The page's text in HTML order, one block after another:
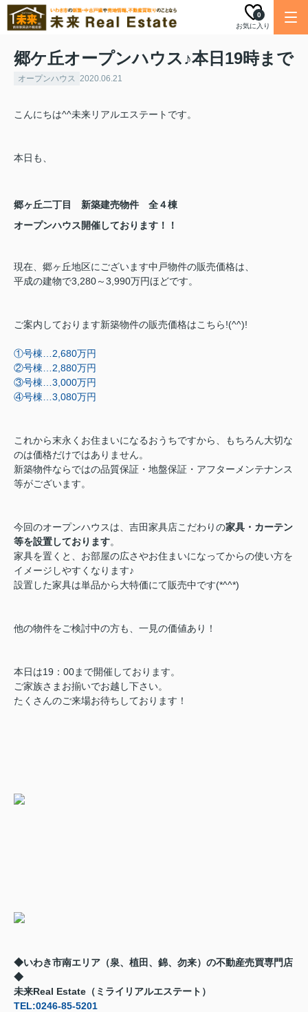
お気に入り
0
郷ケ丘オープンハウス♪本日19時まで
オープンハウス 2020.06.21
こんにちは^^未来リアルエステートです。
本日も、
郷ヶ丘二丁目 新築建売物件 全４棟
オープンハウス開催しております！！
現在、郷ヶ丘地区にございます中戸物件の販売価格は、
平成の建物で3,280～3,990万円ほどです。
ご案内しております新築物件の販売価格はこちら!(^^)!
①号棟…2,680万円
②号棟…2,880万円
③号棟…3,000万円
④号棟…3,080万円
これから末永くお住まいになるおうちですから、もちろん大切な
のは価格だけではありません。
新築物件ならではの品質保証・地盤保証・アフターメンテナンス
等がございます。
今回のオープンハウスは、吉田家具店こだわりの家具・カーテン
等を設置しております。
家具を置くと、お部屋の広さやお住まいになってからの使い方を
イメージしやすくなります♪
設置した家具は単品から大特価にて販売中です(*^^*)
他の物件をご検討中の方も、一見の価値あり！
本日は19：00まで開催しております。
ご家族さまお揃いでお越し下さい。
たくさんのご来場お待ちしております！
◆いわき市南エリア（泉、植田、錦、勿来）の不動産売買専門店
◆
未来Real Estate（ミライリアルエステート）
TEL:0246-85-5201